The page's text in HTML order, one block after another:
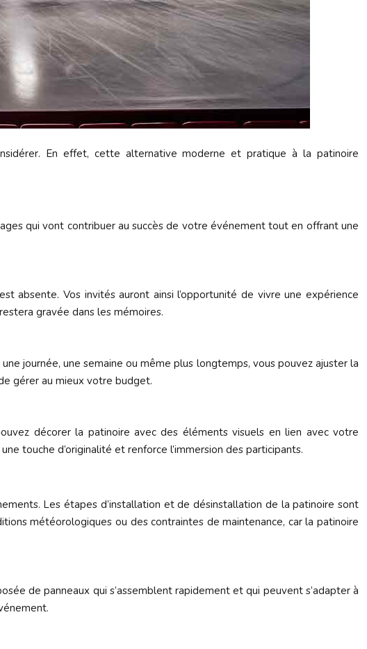
En effet, cette alternative moderne et pratique à la patinoire
qui vont contribuer au succès de votre événement tout en offrant une
absente. Vos invités auront ainsi l’opportunité de vivre une expérience
gravée dans les mémoires.
journée, une semaine ou même plus longtemps, vous pouvez ajuster la
gérer au mieux votre budget.
décorer la patinoire avec des éléments visuels en lien avec votre
touche d’originalité et renforce l’immersion des participants.
Les étapes d’installation et de désinstallation de la patinoire sont
météorologiques ou des contraintes de maintenance, car la patinoire
de panneaux qui s’assemblent rapidement et qui peuvent s’adapter à